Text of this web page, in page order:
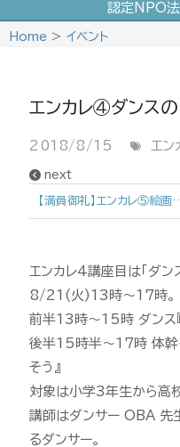
SkipHome > イベント
エンカレ④ダンス
2018/8/15 エン
next
【満員御礼】エ
エンカレ4講座目は｢ダン
8/21(火)13時～17時。
前半13時～15時 ダンス
後半15時半～17時 体幹
そう』
対象は小学3年生から高
講師はダンサー OBA 先
るダンサー。
認定NPO